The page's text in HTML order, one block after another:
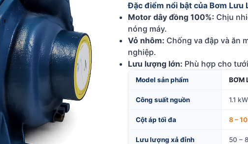
Đặc điểm nổi bật của Bơm Lưu
Motor dây đồng 100%: Chịu
nóng máy.
Vỏ nhôm: Chống va đập và ăn
nghiệp.
Lưu lượng lớn: Phù hợp cho
Model sản phẩm BƠM
Công suất nguồn 1.1
Cột áp tối đa 8 –
Lưu lượng xả đỉnh 50 –